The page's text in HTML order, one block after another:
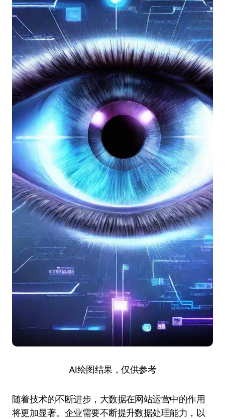
AI绘图结果，仅供参考
随着技术的不断进步，大数据在网站运营中的作用
将更加显著。企业需要不断提升数据处理能力，以